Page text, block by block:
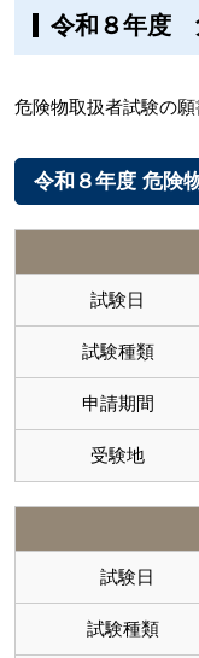
令和８年度
危険物取扱者試験の願
令和８年度 危険
試験日
試験種類
申請期間
受験地
試験日
試験種類